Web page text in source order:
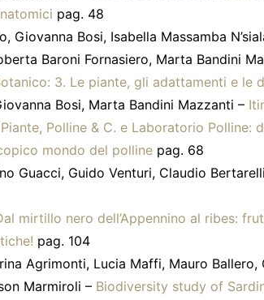
pag. 48
Giovanna Bosi, Isabella Massamba
Baroni Fornasiero, Marta Bandini
3. Le piante, gli adattamenti e le
Bosi, Marta Bandini Mazzanti –
Polline & C. e Laboratorio Polline:
mondo del polline pag. 68
Guacci, Guido Venturi, Claudio
mirtillo nero dell’Appennino al ribes:
pag. 104
Agrimonti, Lucia Maffi, Mauro Ballero,
Marmiroli – Biodiversity study of